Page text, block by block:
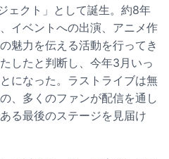
ェクト」として誕生。約8年
イベントへの出演、アニメ作
魅力を伝える活動を行ってき
したと判断し、今年3月いっ
になった。ラストライブは無
、多くのファンが配信を通し
る最後のステージを見届け